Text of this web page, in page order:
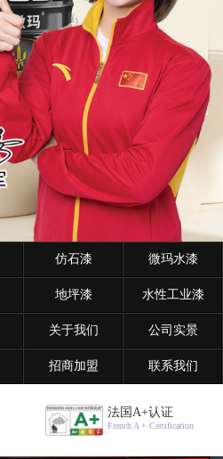
仿石漆 微玛水漆
地坪漆 水性工业漆
关于我们 公司实景
招商加盟 联系我们
法国A+认证
French A + Certification